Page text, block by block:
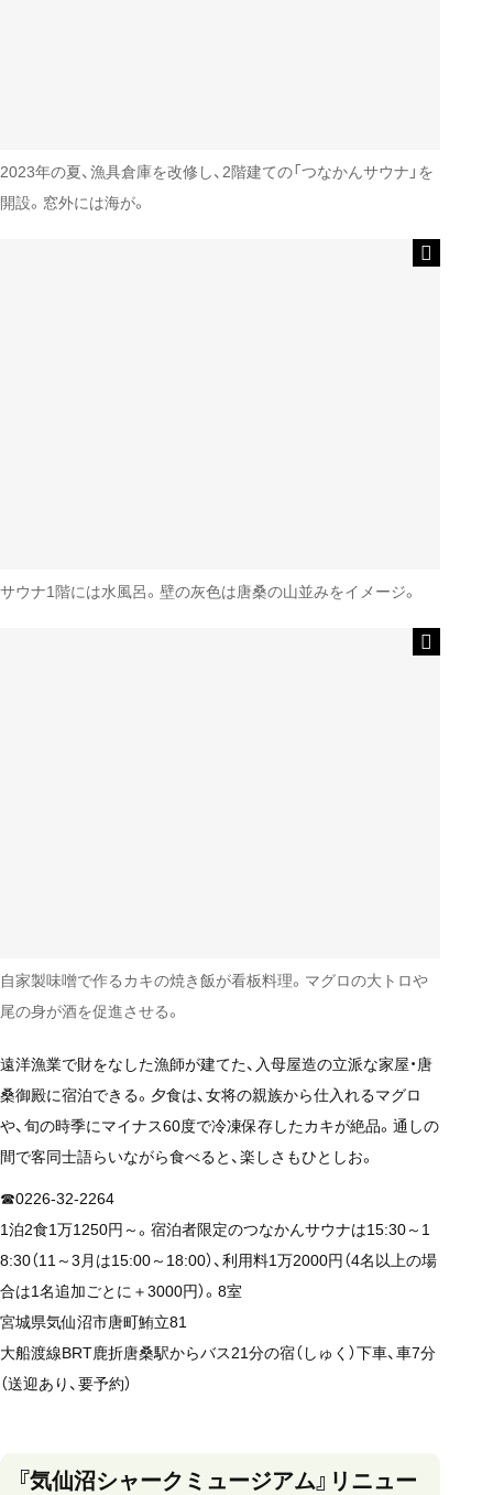
2023年の夏、漁具倉庫を改修し、2階建ての「つなかんサウナ」を
開設。窓外には海が。
サウナ1階には水風呂。壁の灰色は唐桑の山並みをイメージ。
自家製味噌で作るカキの焼き飯が看板料理。マグロの大トロや
尾の身が酒を促進させる。
遠洋漁業で財をなした漁師が建てた、入母屋造の立派な家屋・唐
桑御殿に宿泊できる。夕食は、女将の親族から仕入れるマグロ
や、旬の時季にマイナス60度で冷凍保存したカキが絶品。通しの
間で客同士語らいながら食べると、楽しさもひとしお。
☎0226-32-2264
1泊2食1万1250円～。宿泊者限定のつなかんサウナは15:30～1
8:30（11～3月は15:00～18:00）、利用料1万2000円（4名以上の場
合は1名追加ごとに＋3000円）。8室
宮城県気仙沼市唐町鮪立81
大船渡線BRT鹿折唐桑駅からバス21分の宿（しゅく）下車、車7分
（送迎あり、要予約）
『気仙沼シャークミュージアム』リニュー